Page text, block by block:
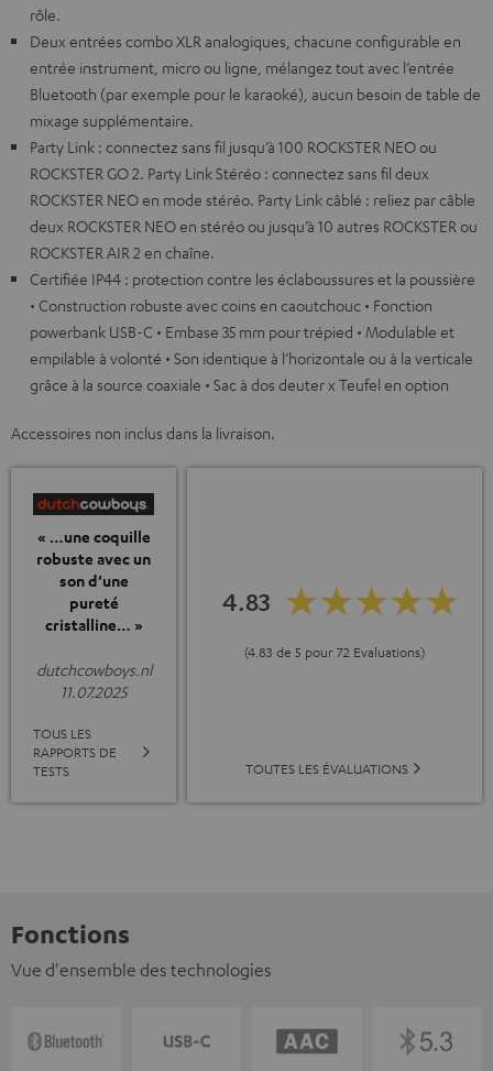
rôle.
Deux entrées combo XLR analogiques, chacune configurable en
entrée instrument, micro ou ligne, mélangez tout avec l’entrée
Bluetooth (par exemple pour le karaoké), aucun besoin de table de
mixage supplémentaire.
Party Link : connectez sans fil jusqu’à 100 ROCKSTER NEO ou
ROCKSTER GO 2. Party Link Stéréo : connectez sans fil deux
ROCKSTER NEO en mode stéréo. Party Link câblé : reliez par câble
deux ROCKSTER NEO en stéréo ou jusqu’à 10 autres ROCKSTER ou
ROCKSTER AIR 2 en chaîne.
Certifiée IP44 : protection contre les éclaboussures et la poussière
• Construction robuste avec coins en caoutchouc • Fonction
powerbank USB-C • Embase 35 mm pour trépied • Modulable et
empilable à volonté • Son identique à l’horizontale ou à la verticale
grâce à la source coaxiale • Sac à dos deuter x Teufel en option
Accessoires non inclus dans la livraison.
« …une coquille
robuste avec un
son d’une
pureté
cristalline… »
dutchcowboys.nl
11.07.2025
TOUS LES
RAPPORTS DE
TESTS
4.83
(4.83 de 5 pour 72 Evaluations)
TOUTES LES ÉVALUATIONS
Fonctions
Vue d'ensemble des technologies